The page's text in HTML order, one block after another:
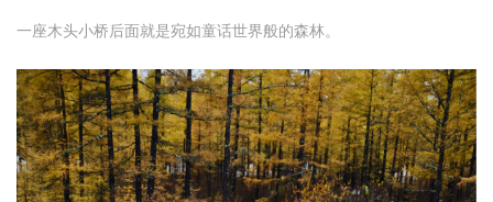
一座木头小桥后面就是宛如童话世界般的森林。